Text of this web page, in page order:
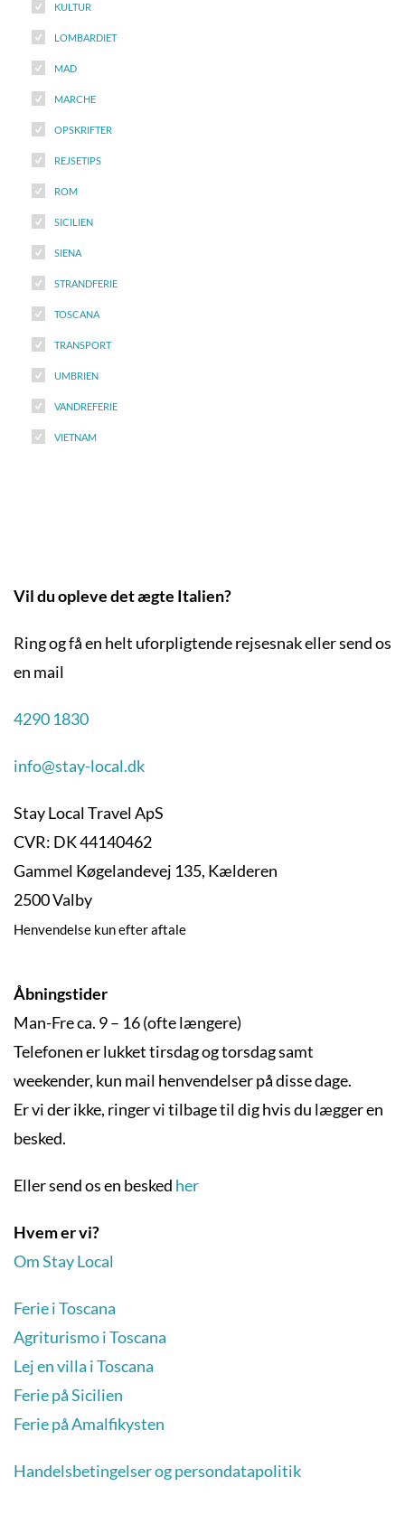
KULTUR
LOMBARDIET
MAD
MARCHE
OPSKRIFTER
REJSETIPS
ROM
SICILIEN
SIENA
STRANDFERIE
TOSCANA
TRANSPORT
UMBRIEN
VANDREFERIE
VIETNAM
Vil du opleve det ægte Italien?
Ring og få en helt uforpligtende rejsesnak eller send os
en mail
4290 1830
info@stay-local.dk
Stay Local Travel ApS
CVR: DK 44140462
Gammel Køgelandevej 135, Kælderen
2500 Valby
Henvendelse kun efter aftale
Åbningstider
Man-Fre ca. 9 – 16 (ofte længere)
Telefonen er lukket tirsdag og torsdag samt
weekender, kun mail henvendelser på disse dage.
Er vi der ikke, ringer vi tilbage til dig hvis du lægger en
besked.
Eller send os en besked her
Hvem er vi?
Om Stay Local
Ferie i Toscana
Agriturismo i Toscana
Lej en villa i Toscana
Ferie på Sicilien
Ferie på Amalfikysten
Handelsbetingelser og persondatapolitik